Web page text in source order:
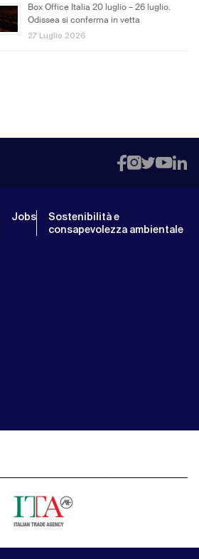
Box Office Italia 20 luglio – 26 luglio.
Odissea si conferma in vetta
27 Luglio 2026
Jobs
Sostenibilità e
consapevolezza ambientale